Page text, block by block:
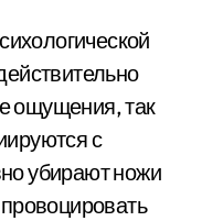
ощущения, так
с
убирают ножи